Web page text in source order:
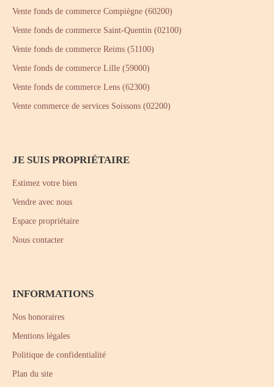
Vente fonds de commerce Compiègne (60200)
Vente fonds de commerce Saint-Quentin (02100)
Vente fonds de commerce Reims (51100)
Vente fonds de commerce Lille (59000)
Vente fonds de commerce Lens (62300)
Vente commerce de services Soissons (02200)
JE SUIS PROPRIÉTAIRE
Estimez votre bien
Vendre avec nous
Espace propriétaire
Nous contacter
INFORMATIONS
Nos honoraires
Mentions légales
Politique de confidentialité
Plan du site